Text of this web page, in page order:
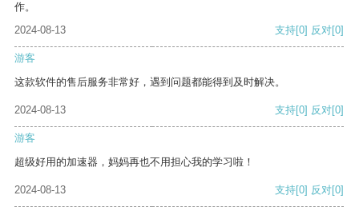
作。
2024-08-13
支持[0] 反对[0]
游客
这款软件的售后服务非常好，遇到问题都能得到及时解决。
2024-08-13 支持[0] 反对[0]
游客
超级好用的加速器，妈妈再也不用担心我的学习啦！
2024-08-13 支持[0] 反对[0]